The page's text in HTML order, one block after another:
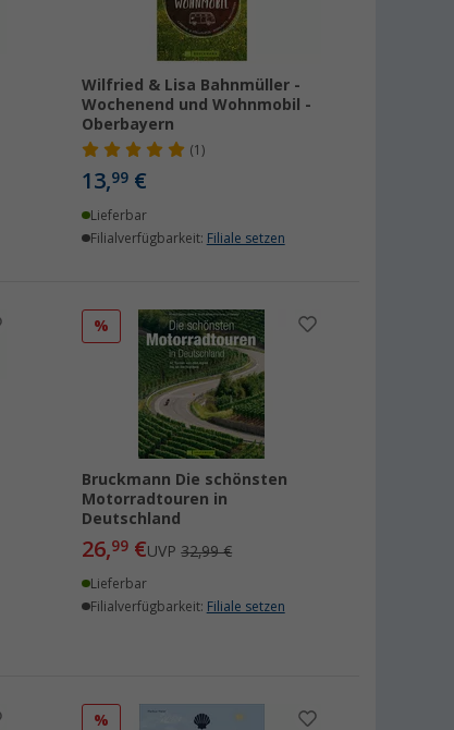
Wilfried & Lisa Bahnmüller -
Wochenend und Wohnmobil -
Oberbayern
(1)
13,99 €
Lieferbar
Filialverfügbarkeit: Filiale setzen
%
Bruckmann Die schönsten
Motorradtouren in
Deutschland
26,99 €UVP32,99 €
Lieferbar
Filialverfügbarkeit: Filiale setzen
%